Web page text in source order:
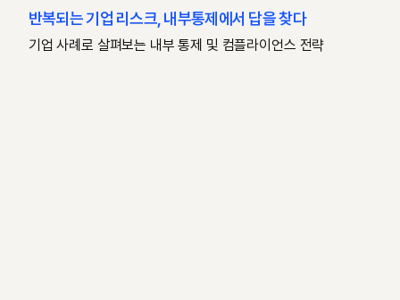
반복되는 기업 리스크, 내부통제에서 답을 찾다
기업 사례로 살펴보는 내부 통제 및 컴플라이언스 전략